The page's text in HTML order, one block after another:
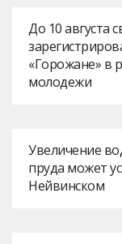
До 10 августа
«Горожане» в
молодежи
Увеличение
пруда может
Нейвинском